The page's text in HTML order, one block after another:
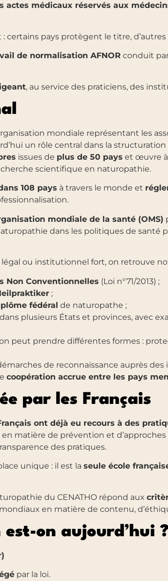
actes médicaux réservés aux
certains pays protègent le titre,
de normalisation AFNOR conduit
, au service des praticiens, des
mondiale représentant les
un rôle central dans la
issues de plus de 50 pays et œuvre à
scientifique en naturopathie.
108 pays à travers le monde et
mondiale de la santé (OMS)
dans les politiques de santé
ou institutionnel fort, on retrouve
Non Conventionnelles (Loi n°71/2013) ;
;
fédéral de naturopathe ;
plusieurs États et provinces, avec
peut prendre différentes formes :
de reconnaissance auprès
coopération accrue entre les pays
par les Français
ont déjà eu recours à des
en matière de prévention et d’approches
des pratiques.
unique : il est la seule école
du CENATHO répond aux
en matière de contenu,
on aujourd’hui ?
par la loi.